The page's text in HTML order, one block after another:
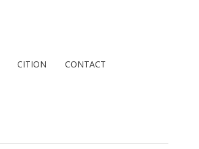
CITION
CONTACT